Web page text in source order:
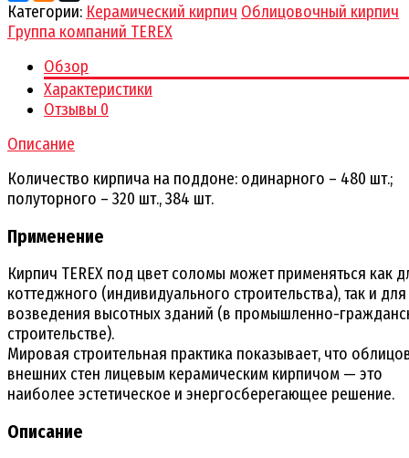
Категории: Керамический кирпич Облицовочный кирпич
Группа компаний TEREX
Обзор
Характеристики
Отзывы 0
Описание
Количество кирпича на поддоне: одинарного – 480 шт.;
полуторного – 320 шт., 384 шт.
Применение
Кирпич TEREX под цвет соломы может применяться как
коттеджного (индивидуального строительства), так и для
возведения высотных зданий (в промышленно-
строительстве).
Мировая строительная практика показывает, что
внешних стен лицевым керамическим кирпичом — это
наиболее эстетическое и энергосберегающее решение.
Описание